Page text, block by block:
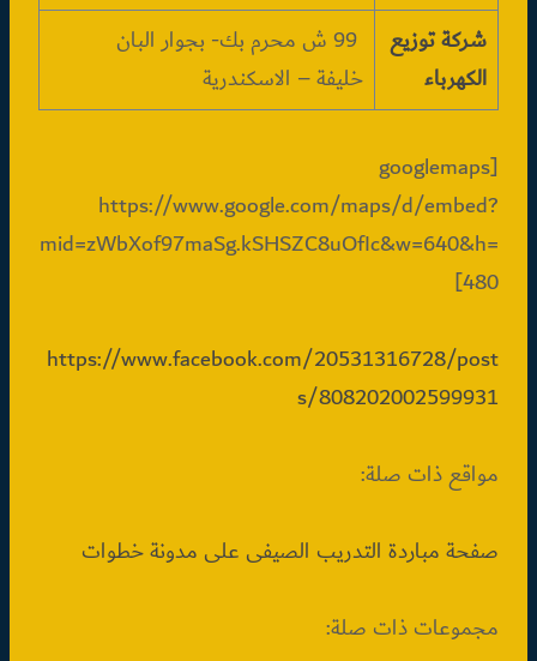
شركة توزيع
الكهرباء
99 ش محرم بك- بجوار البان
خليفة – الاسكندرية
[googlemaps
https://www.google.com/maps/d/embed?
mid=zWbXof97maSg.kSHSZC8uOfIc&w=640&h=
480]
https://www.facebook.com/20531316728/post
s/808202002599931
مواقع ذات صلة:
صفحة مباردة التدريب الصيفى على مدونة خطوات
مجموعات ذات صلة: